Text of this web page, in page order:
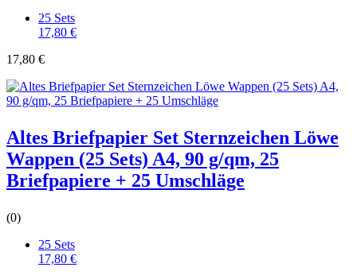
25 Sets
17,80 €
17,80 €
Altes Briefpapier Set Sternzeichen Löwe
Wappen (25 Sets) A4, 90 g/qm, 25
Briefpapiere + 25 Umschläge
(0)
25 Sets
17,80 €